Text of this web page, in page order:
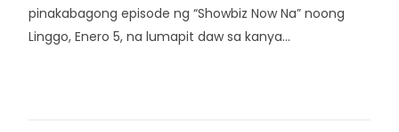
pinakabagong episode ng “Showbiz Now Na” noong
Linggo, Enero 5, na lumapit daw sa kanya...